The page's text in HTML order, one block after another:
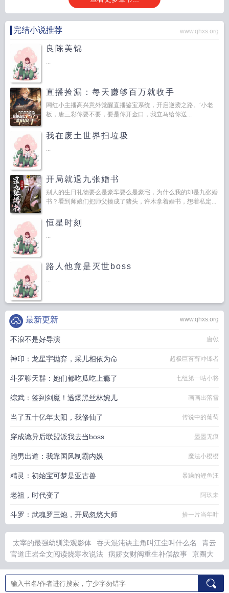
完结小说推荐 www.qhxs.org
良陈美锦
...
直播捡漏：每天赚够百万就收手
网红小主播高兴意外觉醒直播鉴宝系统，开启逆袭之路。‘小老
板，唐三彩你要不要，要是你开金口，我立马给你送...
我在废土世界扫垃圾
...
开局就退九张婚书
别人的生日礼物要么是豪车要么是豪宅，为什么我的却是九张婚
书？看到师娘们把师父揍成了猪头，许木拿着婚书，想着私定...
恒星时刻
...
路人他竟是灭世boss
...
www.qhxs.org
最新更新
不浪不是好导演 唐巛
神印：龙星宇抛弃，采儿相依为命 超极巨苔藓冲锋者
斗罗聊天群：她们都吃瓜吃上瘾了 七组第一咕小将
综武：签到剑魔！透爆黑丝林婉儿 画画出落雪
当了五十亿年太阳，我修仙了 传说中的葡萄
穿成诡异后联盟派我去当boss 墨墨无痕
跑男出道：我靠国风制霸内娱 魔法小樱樱
精灵：初始宝可梦是亚古兽 暴躁的鲤鱼汪
老祖，时代变了 阿玖未
斗罗：武魂罗三炮，开局忽悠大师 拾一片当年叶
太宰的最强幼驯染观影体 吞天混沌诀主角叫江尘叫什么名
青云
官道庄岩全文阅读烧寒衣说法
病娇女财阀重生补偿故事
京圈大
网
重生后京圈太子又宠又撩演员表
被流放的这两年 更新时间
雾非雾的寓意是什么
重生后被京圈太子爷追着宠 重生病娇女财